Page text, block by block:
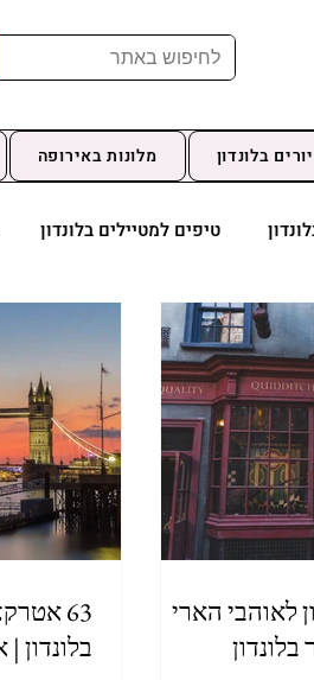
בלונדון מלונות באירופה
טיפים למטיילים בלונדון
לאוהבי הארי
63
בלונדון